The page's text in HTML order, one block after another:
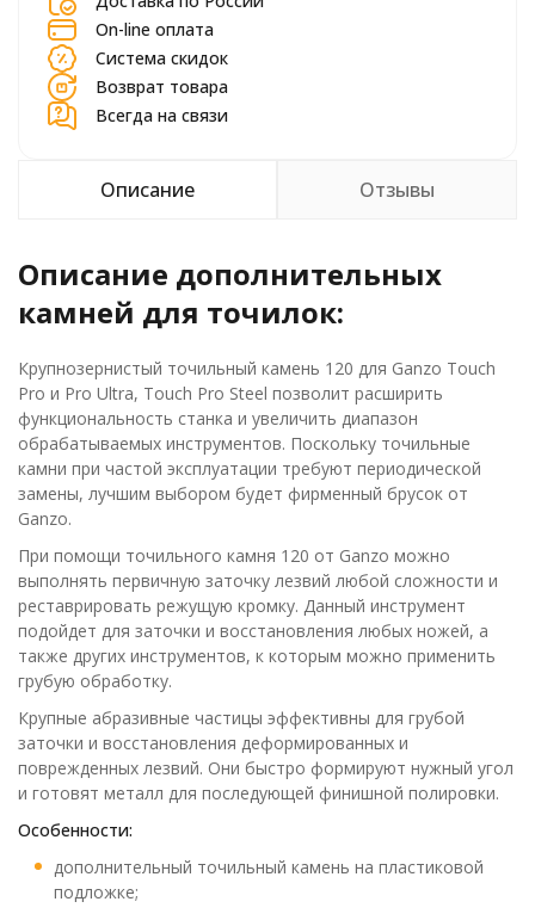
On-line оплата
Система скидок
Возврат товара
Всегда на связи
Описание Отзывы
Описание дополнительных
камней для точилок:
Крупнозернистый точильный камень 120 для Ganzo Touch
Pro и Pro Ultra, Touch Pro Steel позволит расширить
функциональность станка и увеличить диапазон
обрабатываемых инструментов. Поскольку точильные
камни при частой эксплуатации требуют периодической
замены, лучшим выбором будет фирменный брусок от
Ganzo.
При помощи точильного камня 120 от Ganzo можно
выполнять первичную заточку лезвий любой сложности и
реставрировать режущую кромку. Данный инструмент
подойдет для заточки и восстановления любых ножей, а
также других инструментов, к которым можно применить
грубую обработку.
Крупные абразивные частицы эффективны для грубой
заточки и восстановления деформированных и
поврежденных лезвий. Они быстро формируют нужный угол
и готовят металл для последующей финишной полировки.
Особенности:
дополнительный точильный камень на пластиковой
подложке;